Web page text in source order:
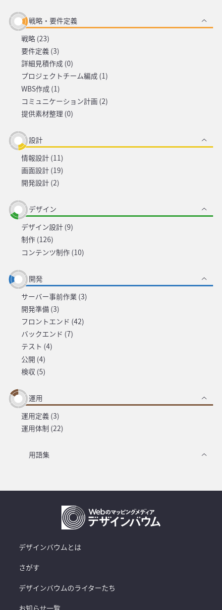
戦略・要件定義
戦略 (23)
要件定義 (3)
詳細見積作成 (0)
プロジェクトチーム編成 (1)
WBS作成 (1)
コミュニケーション計画 (2)
提供素材整理 (0)
設計
情報設計 (11)
画面設計 (19)
開発設計 (2)
デザイン
デザイン設計 (9)
制作 (126)
コンテンツ制作 (10)
開発
サーバー事前作業 (3)
開発準備 (3)
フロントエンド (42)
バックエンド (7)
テスト (4)
公開 (4)
検収 (5)
運用
運用定義 (3)
運用体制 (22)
用語集
デザインバウムとは
さがす
デザインバウムのライターたち
お知らせ一覧